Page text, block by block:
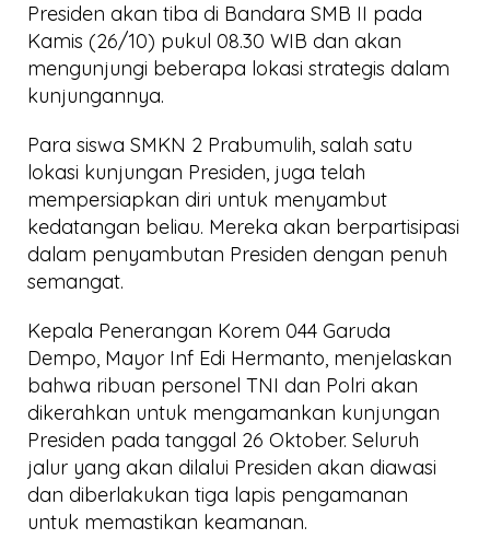
Presiden akan tiba di Bandara SMB II pada
Kamis (26/10) pukul 08.30 WIB dan akan
mengunjungi beberapa lokasi strategis dalam
kunjungannya.
Para siswa SMKN 2 Prabumulih, salah satu
lokasi kunjungan Presiden, juga telah
mempersiapkan diri untuk menyambut
kedatangan beliau. Mereka akan berpartisipasi
dalam penyambutan Presiden dengan penuh
semangat.
Kepala Penerangan Korem 044 Garuda
Dempo, Mayor Inf Edi Hermanto, menjelaskan
bahwa ribuan personel TNI dan Polri akan
dikerahkan untuk mengamankan kunjungan
Presiden pada tanggal 26 Oktober. Seluruh
jalur yang akan dilalui Presiden akan diawasi
dan diberlakukan tiga lapis pengamanan
untuk memastikan keamanan.